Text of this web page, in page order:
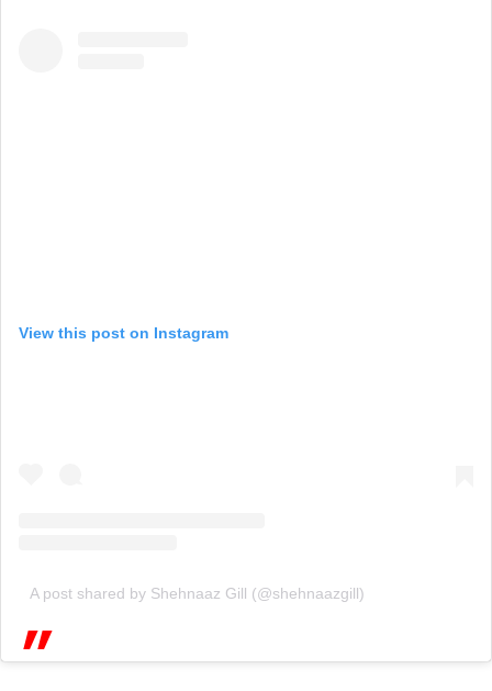
View this post on Instagram
A post shared by Shehnaaz Gill (@shehnaazgill)